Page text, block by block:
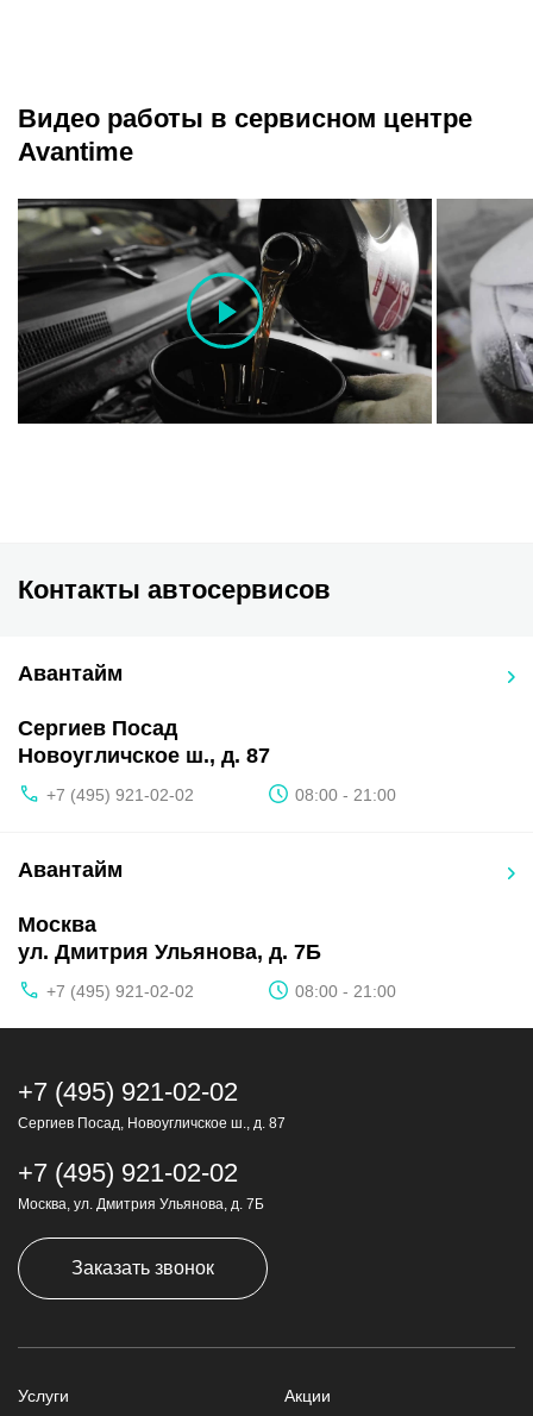
Видео работы в сервисном центре
Avantime
Контакты автосервисов
Авантайм
Сергиев Посад
Новоугличское ш., д. 87
+7 (495) 921-02-02 08:00 - 21:00
Авантайм
Москва
ул. Дмитрия Ульянова, д. 7Б
+7 (495) 921-02-02 08:00 - 21:00
Услуги Акции
+7 (495) 921-02-02
Сергиев Посад, Новоугличское ш., д. 87
+7 (495) 921-02-02
Москва, ул. Дмитрия Ульянова, д. 7Б
Заказать звонок